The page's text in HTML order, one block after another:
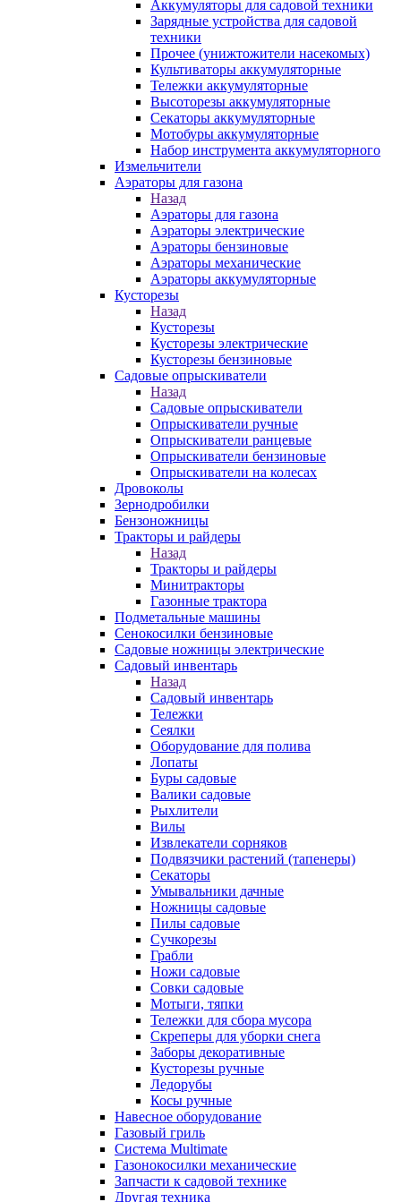
Аккумуляторы для садовой техники
Зарядные устройства для садовой
техники
Прочее (унижтожители насекомых)
Культиваторы аккумуляторные
Тележки аккумуляторные
Высоторезы аккумуляторные
Секаторы аккумуляторные
Мотобуры аккумуляторные
Набор инструмента аккумуляторного
Измельчители
Аэраторы для газона
Назад
Аэраторы для газона
Аэраторы электрические
Аэраторы бензиновые
Аэраторы механические
Аэраторы аккумуляторные
Кусторезы
Назад
Кусторезы
Кусторезы электрические
Кусторезы бензиновые
Садовые опрыскиватели
Назад
Садовые опрыскиватели
Опрыскиватели ручные
Опрыскиватели ранцевые
Опрыскиватели бензиновые
Опрыскиватели на колесах
Дровоколы
Зернодробилки
Бензоножницы
Тракторы и райдеры
Назад
Тракторы и райдеры
Минитракторы
Газонные трактора
Подметальные машины
Сенокосилки бензиновые
Садовые ножницы электрические
Садовый инвентарь
Назад
Садовый инвентарь
Тележки
Сеялки
Оборудование для полива
Лопаты
Буры садовые
Валики садовые
Рыхлители
Вилы
Извлекатели сорняков
Подвязчики растений (тапенеры)
Секаторы
Умывальники дачные
Ножницы садовые
Пилы садовые
Сучкорезы
Грабли
Ножи садовые
Совки садовые
Мотыги, тяпки
Тележки для сбора мусора
Скреперы для уборки снега
Заборы декоративные
Кусторезы ручные
Ледорубы
Косы ручные
Навесное оборудование
Газовый гриль
Система Multimate
Газонокосилки механические
Запчасти к садовой технике
Другая техника